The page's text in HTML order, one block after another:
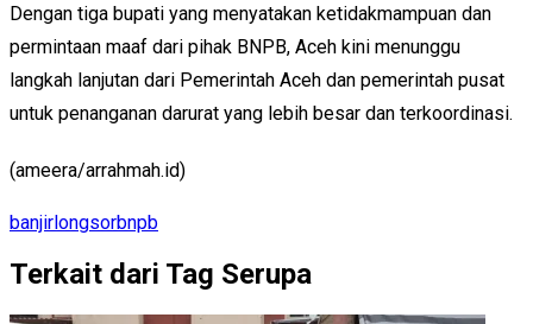
Dengan tiga bupati yang menyatakan ketidakmampuan dan
permintaan maaf dari pihak BNPB, Aceh kini menunggu
langkah lanjutan dari Pemerintah Aceh dan pemerintah pusat
untuk penanganan darurat yang lebih besar dan terkoordinasi.
(ameera/arrahmah.id)
banjirlongsorbnpb
Terkait dari Tag Serupa